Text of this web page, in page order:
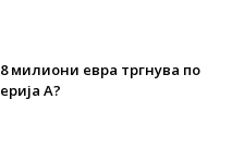
милиони евра тргнува по
А?